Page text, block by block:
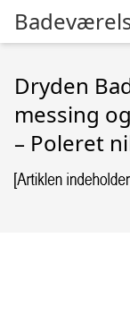
Dryden
messing
– Poleret